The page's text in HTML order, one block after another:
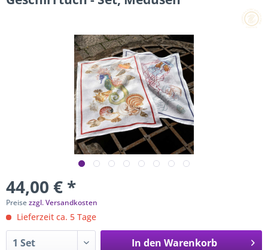
44,00 € *
Preisezzgl. Versandkosten
Lieferzeit ca. 5 Tage
In den Warenkorb